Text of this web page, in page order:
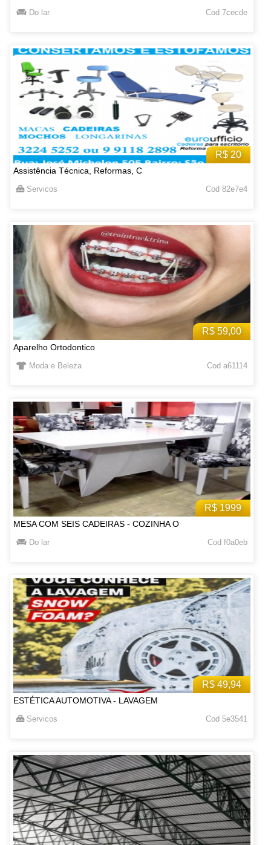
Do lar Cod 7cecde
R$ 20
Assistência Técnica, Reformas, C
Servicos Cod 82e7e4
R$ 59,00
Aparelho Ortodontico
Moda e Beleza Cod a61114
R$ 1999
MESA COM SEIS CADEIRAS - COZINHA O
Do lar Cod f0a0eb
R$ 49,94
ESTÉTICA AUTOMOTIVA - LAVAGEM
Servicos Cod 5e3541